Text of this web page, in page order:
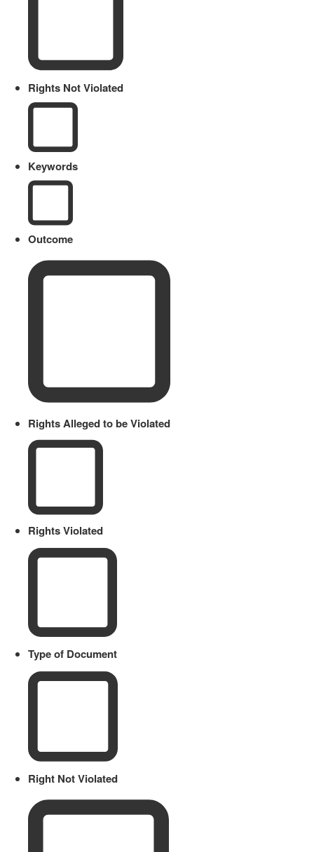
Rights Not Violated
Keywords
Outcome
Rights Alleged to be Violated
Rights Violated
Type of Document
Right Not Violated